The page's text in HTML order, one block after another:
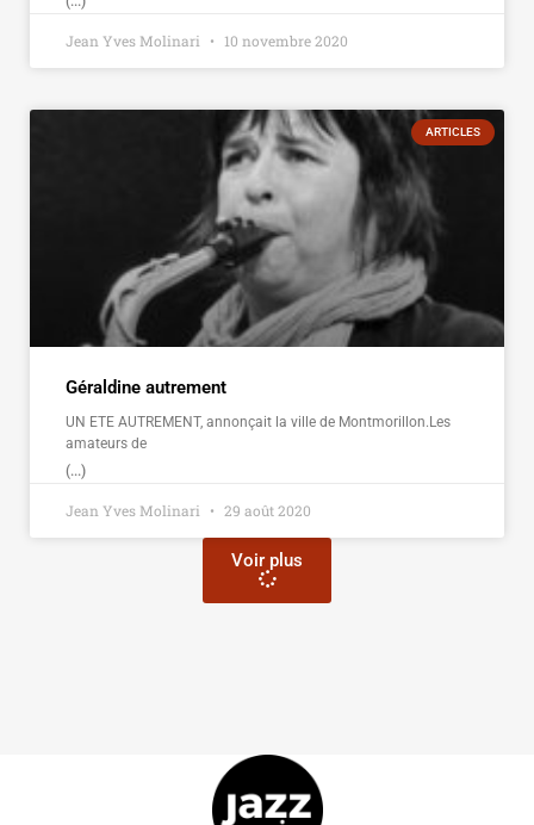
Jean Yves Molinari 10 novembre 2020
ARTICLES
Géraldine autrement
UN ETE AUTREMENT, annonçait la ville de Montmorillon.Les
amateurs de
(...)
Jean Yves Molinari 29 août 2020
Voir plus